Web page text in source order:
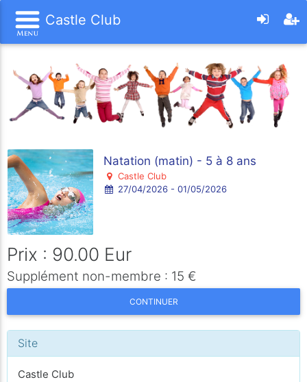
Castle Club
Natation (matin) - 5 à 8 ans
Castle Club
27/04/2026 - 01/05/2026
Prix : 90.00 Eur
Supplément non-membre : 15 €
CONTINUER
Site
Castle Club